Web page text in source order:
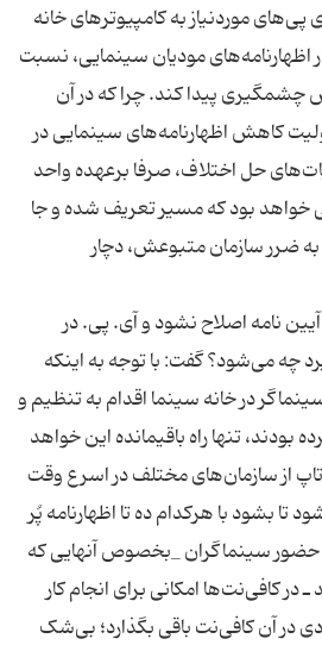
پی‌های موردنیاز به کامپیوترهای خانه
اظهارنامه‌های مودیان سینمایی، نسبت
پیدا کند. چرا که در آن
کاهش اظهارنامه‌های سینمایی در
هیات‌های حل اختلاف، صرفا برعهده واحد
خواهد بود که مسیر تعریف شده و جا
به ضرر سازمان متبوعش، دچار
آیین ‌نامه اصلاح نشود و آی‌. پی. در
چه می‌شود؟ گفت:‌ با توجه به اینکه
حدود 2هزار سینماگر در خانه سینما اقدام به تنظیم و
بودند، تنها راه باقیمانده این خواهد
از سازمان‌های مختلف در اسرع وقت
تا بشود با هرکدام ده تا اظهارنامه پُر
حضور سینماگران _بخصوص آنهایی که
کافی‌نت‌ها امکانی برای انجام کار
در آن کافی‌نت باقی بگذارد؛ بی‌شک